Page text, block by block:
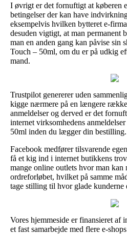
I øvrigt er det fornuftigt at køberen
betingelser der kan have
eksempelvis hvilken bytteret e-
desuden vigtigt, at man permanent
man en anden gang kan påvise sin
Touch – 50ml, om du er på udkig
mand.
Trustpilot genererer uden
kigge nærmere på en længere
anmeldelser og derved er det
internet virksomhedens
50ml inden du lægger din bestilling.
Facebook medfører tilsvarende
få et kig ind i internet butikkens
mange online outlets hvor man kan
ordreforløbet, hvilket på samme
tage stilling til hvor glade kunderne
Vores hjemmeside er finansieret af
et fast samarbejde med flere e-